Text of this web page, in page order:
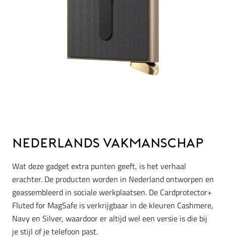
Nederlands vakmanschap
Wat deze gadget extra punten geeft, is het verhaal
erachter. De producten worden in Nederland ontworpen en
geassembleerd in sociale werkplaatsen. De Cardprotector+
Fluted for MagSafe is verkrijgbaar in de kleuren Cashmere,
Navy en Silver, waardoor er altijd wel een versie is die bij
je stijl of je telefoon past.